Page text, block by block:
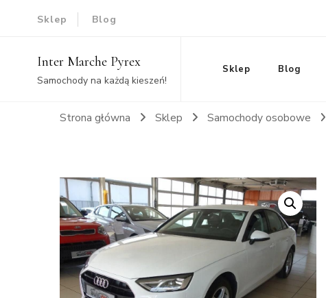
Sklep Blog
Inter Marche Pyrex
Samochody na każdą kieszeń!
Sklep Blog
Strona główna Sklep Samochody osobowe